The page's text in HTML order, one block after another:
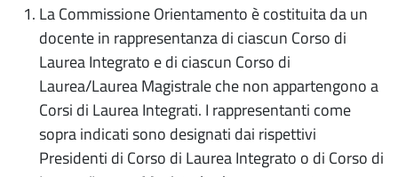
La Commissione Orientamento è costituita da un
docente in rappresentanza di ciascun Corso di
Laurea Integrato e di ciascun Corso di
Laurea/Laurea Magistrale che non appartengono a
Corsi di Laurea Integrati. I rappresentanti come
sopra indicati sono designati dai rispettivi
Presidenti di Corso di Laurea Integrato o di Corso di